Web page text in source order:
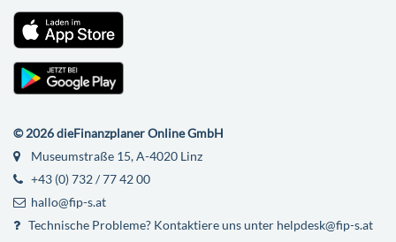
© 2026 dieFinanzplaner Online GmbH
Museumstraße 15, A-4020 Linz
+43 (0) 732 / 77 42 00
hallo@fip-s.at
Technische Probleme? Kontaktiere uns unter helpdesk@fip-s.at